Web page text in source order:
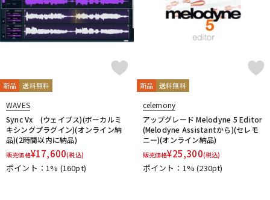
新品 送料無料
WAVES
Sync Vx (ウェイブス)(ボーカルミ
キシングプラグイン)(オンライン納
品)(2時間以内に納品)
販売価格¥17,600(税込)
ポイント：1% (160pt)
新品 送料無料
celemony
アップグレード Melodyne 5 Editor
(Melodyne Assistantから)(セレモ
ニー)(オンライン納品)
販売価格¥25,300(税込)
ポイント：1%(230pt)